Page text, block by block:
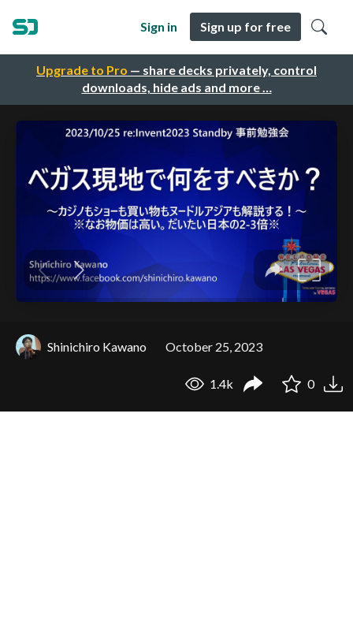
Upgrade to Pro — share decks privately, control
downloads, hide ads and more …
Sign in Sign up for free
Shinichiro Kawano October 25, 2023
1.4k 0